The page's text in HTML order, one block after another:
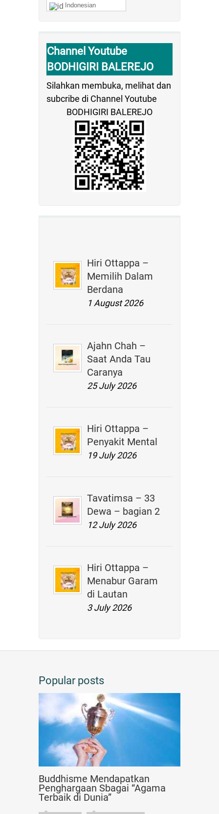
Indonesian
Channel Youtube
BODHIGIRI BALEREJO
Silahkan membuka, melihat dan
subcribe di Channel Youtube
BODHIGIRI BALEREJO
Hiri Ottappa –
Memilih Dalam
Berdana
1 August 2026
Ajahn Chah –
Saat Anda Tau
Caranya
25 July 2026
Hiri Ottappa –
Penyakit Mental
19 July 2026
Tavatimsa – 33
Dewa – bagian 2
12 July 2026
Hiri Ottappa –
Menabur Garam
di Lautan
3 July 2026
Popular posts
Buddhisme Mendapatkan
Penghargaan Sbagai “Agama
Terbaik di Dunia”